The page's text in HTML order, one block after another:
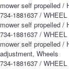
mower self propelled /
734-1881637 /
mower self propelled /
734-1881637 /
mower self propelled /
adjustment, Wheels
734-1881637 /